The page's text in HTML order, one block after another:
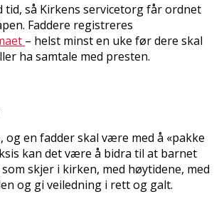
tid, så Kirkens servicetorg får ordnet
Faddere registreres
– helst minst en uke før dere skal
ha samtale med presten.
og en fadder skal være med å «pakke
kan det være å bidra til at barnet
skjer i kirken, med høytidene, med
og gi veiledning i rett og galt.